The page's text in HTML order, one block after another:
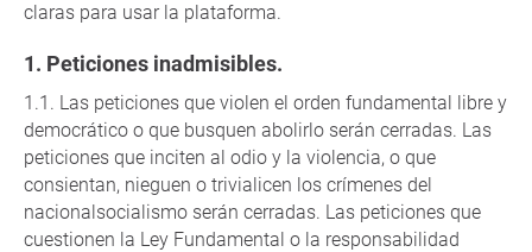
claras para usar la plataforma.
Peticiones inadmisibles.
Las peticiones que violen el orden fundamental libre y
democrático o que busquen abolirlo serán cerradas. Las
peticiones que inciten al odio y la violencia, o que
consientan, nieguen o trivialicen los crímenes del
nacionalsocialismo serán cerradas. Las peticiones que
cuestionen la Ley Fundamental o la responsabilidad